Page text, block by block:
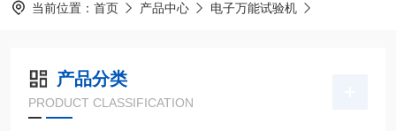
当前位置： 首页 产品中心 电子万能试验机
产品分类
PRODUCT CLASSIFICATION